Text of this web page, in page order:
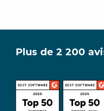
Plus de 2 200